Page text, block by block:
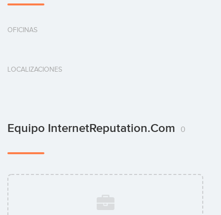
OFICINAS
LOCALIZACIONES
Equipo InternetReputation.com 0